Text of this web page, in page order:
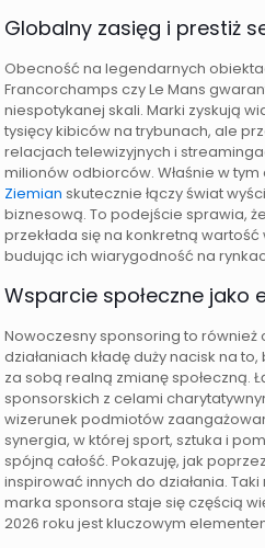
Globalny zasięg i prestiż
Obecność na legendarnych
Francorchamps czy Le Mans
niespotykanej skali. Marki zyskują
tysięcy kibiców na trybunach, ale
relacjach telewizyjnych i
milionów odbiorców. Właśnie w
Ziemian skutecznie łączy świat
biznesową. To podejście sprawia,
przekłada się na konkretną
budując ich wiarygodność na
Wsparcie społeczne jako
Nowoczesny sponsoring to
działaniach kładę duży nacisk na
za sobą realną zmianę społeczną.
sponsorskich z celami
wizerunek podmiotów
synergia, w której sport, sztuka i
spójną całość. Pokazuję, jak
inspirować innych do działania.
marka sponsora staje się częścią
2026 roku jest kluczowym